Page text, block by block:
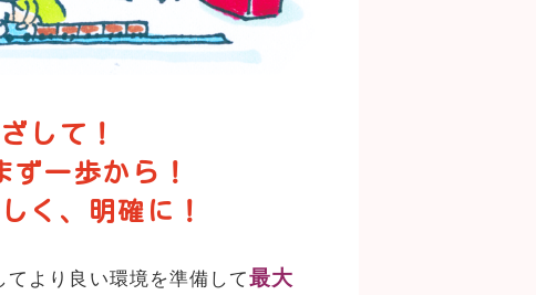
して！
一歩から！
く、明確に！
より良い環境を準備して最大